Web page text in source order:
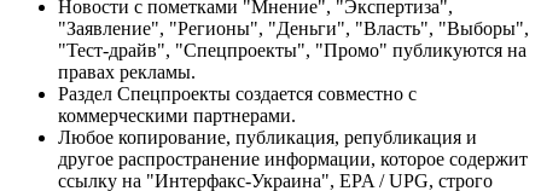
Новости с пометками "Мнение", "Экспертиза",
"Заявление", "Регионы", "Деньги", "Власть", "Выборы",
"Тест-драйв", "Спецпроекты", "Промо" публикуются на
правах рекламы.
Раздел Спецпроекты создается совместно с
коммерческими партнерами.
Любое копирование, публикация, републикация и
другое распространение информации, которое содержит
ссылку на "Интерфакс-Украина", EPA / UPG, строго